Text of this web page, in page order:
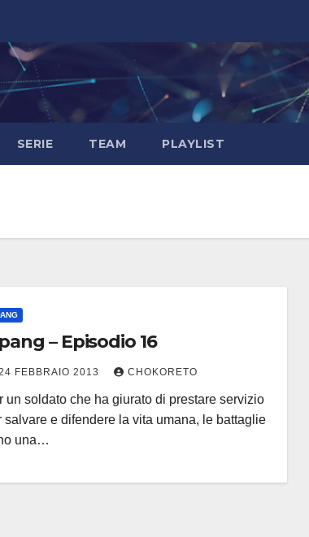
SERIE TEAM PLAYLIST
– Episodio 16
FEBBRAIO 2013 CHOKORETO
un soldato che ha giurato di prestare servizio
salvare e difendere la vita umana, le battaglie
una…